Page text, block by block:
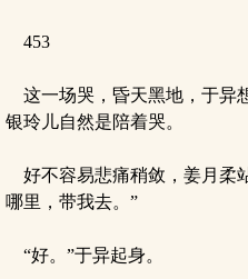
453
这一场哭，昏天黑地，于异
银玲儿自然是陪着哭。
好不容易悲痛稍敛，姜月柔
哪里，带我去。”
“好。”于异起身。